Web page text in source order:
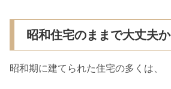
昭和住宅のままで大丈夫か
昭和期に建てられた住宅の多くは、